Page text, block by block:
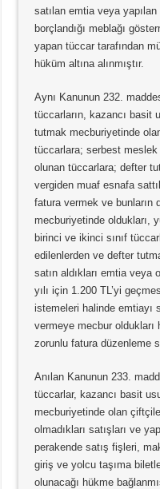
satılan emtia veya
borçlandığı meblağı
yapan tüccar tarafından
hüküm altına alınmıştır.
Aynı Kanunun 232.
tüccarların, kazancı basit
tutmak mecburiyetinde
tüccarlara; serbest
olunan tüccarlara; defter
vergiden muaf esnafa
fatura vermek ve bunların
mecburiyetinde oldukları,
birinci ve ikinci sınıf
edilenlerden ve defter
satın aldıkları emtia veya
yılı için 1.200 TL’yi
istemeleri halinde emtiayı
vermeye mecbur oldukları
zorunlu fatura düzenleme
Anılan Kanunun 233.
tüccarlar, kazancı basit
mecburiyetinde olan
olmadıkları satışları ve
perakende satış fişleri,
giriş ve yolcu taşıma
olunacağı hükme